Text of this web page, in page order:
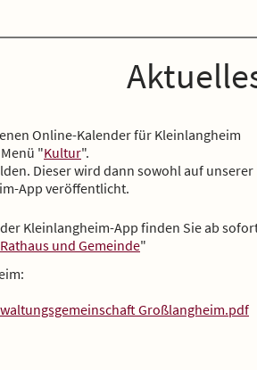
Großlangheim.pdf
Kleinlangheim-App finden Sie ab
Rathaus und Gemeinde"
Online-Kalender für Kleinlangheim
"Kultur".
Dieser wird dann sowohl auf unserer
App veröffentlicht.